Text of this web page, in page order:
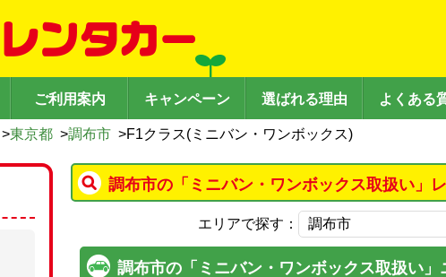
ご利用案内 キャンペーン 選ばれる理由 よくある
>東京都 >調布市 >F1クラス(ミニバン・ワンボックス)
調布市の「ミニバン・ワンボックス取扱い」
エリアで探す：
調布市の「ミニバン・ワンボックス取扱い